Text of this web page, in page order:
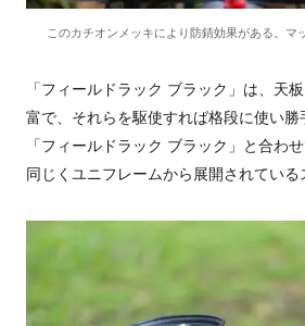
このカチオンメッキにより防錆効果がある。マ
「フィールドラック ブラック」は、天
富で、それらを駆使すれば格段に使い
「フィールドラック ブラック」と合わ
同じくユニフレームから展開されている